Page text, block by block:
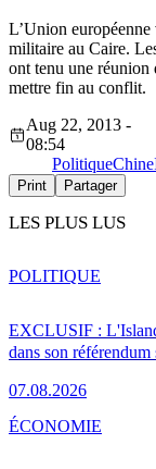
L’Union
militaire au Caire.
ont tenu une réunion
mettre fin au conflit.
Aug 22, 2013 -
08:54
PolitiqueChine
Print Partager
LES PLUS LUS
EXCLUSIF :
dans son
07.08.2026
POLITIQUE
ÉCONOMIE